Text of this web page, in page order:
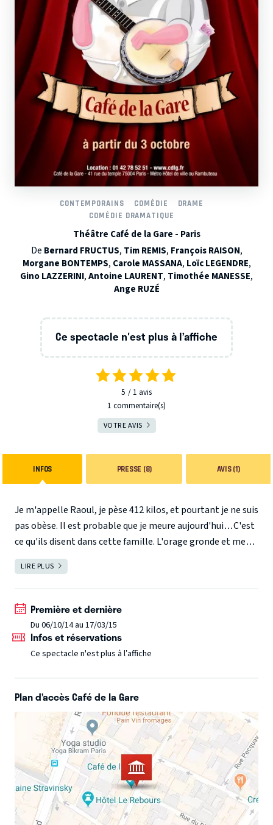
CONTEMPORAINS COMÉDIE
DRAME
COMÉDIE DRAMATIQUE
Théâtre Café de la Gare - Paris
De Bernard FRUCTUS, Tim REMIS, François RAISON,
Morgane BONTEMPS, Carole MASSANA, Loïc LEGENDRE,
Gino LAZZERINI,Antoine LAURENT, Timothée MANESSE,
Ange RUZÉ
Ce spectacle n'est plus à l’affiche
5 1 avis
1 commentaire(s)
VOTRE AVIS
INFOS PRESSE (8) AVIS (1)
Je m'appelle Raoul, je pèse 412 kilos, et pourtant je ne suis
pas obèse. Il est probable que je meure aujourd'hui…C'est
ce qu'ils disent dans cette famille. L'orage gronde et me
fait peur…Normal, je suis un porc, coincé dans une
boucherie. Têtes de lard, une comédie pas commode !
LIRE PLUS
Première et dernière
Du 06/10/14 au 17/03/15
Infos et réservations
Ce spectacle n'est plus à l’affiche
Plan d’accès Café de la Gare